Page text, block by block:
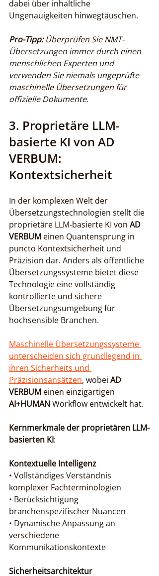
dabei über inhaltliche
Ungenauigkeiten hinwegtäuschen.
Pro-Tipp: Überprüfen Sie NMT-
Übersetzungen immer durch einen
menschlichen Experten und
verwenden Sie niemals ungeprüfte
maschinelle Übersetzungen für
offizielle Dokumente.
3. Proprietäre LLM-
basierte KI von AD
VERBUM:
Kontextsicherheit
In der komplexen Welt der
Übersetzungstechnologien stellt die
proprietäre LLM-basierte KI von AD
VERBUM einen Quantensprung in
puncto Kontextsicherheit und
Präzision dar. Anders als öffentliche
Übersetzungssysteme bietet diese
Technologie eine vollständig
kontrollierte und sichere
Übersetzungsumgebung für
hochsensible Branchen.
Maschinelle Übersetzungssysteme
unterscheiden sich grundlegend in
ihren Sicherheits und
Präzisionsansätzen, wobei AD
VERBUM einen einzigartigen
AI+HUMAN Workflow entwickelt hat.
Kernmerkmale der proprietären LLM-
basierten KI:
Kontextuelle Intelligenz
• Vollständiges Verständnis
komplexer Fachterminologien
• Berücksichtigung
branchenspezifischer Nuancen
• Dynamische Anpassung an
verschiedene
Kommunikationskontexte
Sicherheitsarchitektur